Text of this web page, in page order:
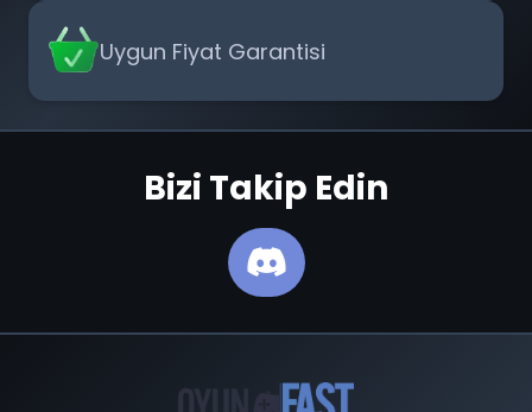
Uygun Fiyat Garantisi
Bizi Takip Edin